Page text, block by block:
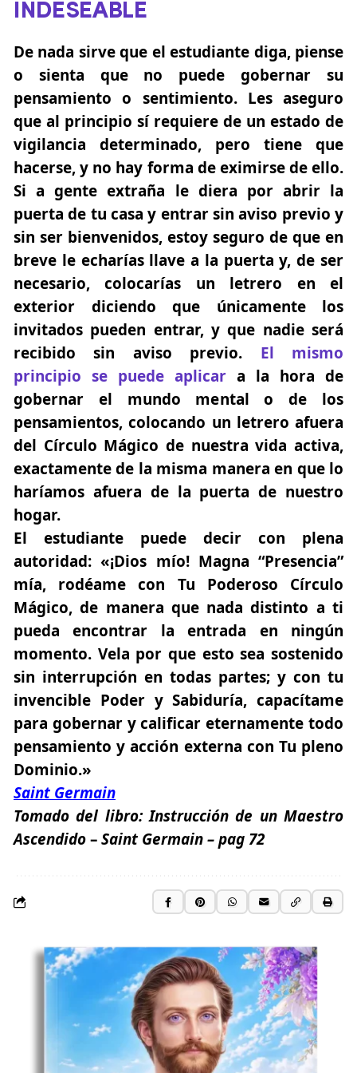
INDESEABLE
De nada sirve que el estudiante diga, piense
o sienta que no puede gobernar su
pensamiento o sentimiento. Les aseguro
que al principio sí requiere de un estado de
vigilancia determinado, pero tiene que
hacerse, y no hay forma de eximirse de ello.
Si a gente extraña le diera por abrir la
puerta de tu casa y entrar sin aviso previo y
sin ser bienvenidos, estoy seguro de que en
breve le echarías llave a la puerta y, de ser
necesario, colocarías un letrero en el
exterior diciendo que únicamente los
invitados pueden entrar, y que nadie será
recibido sin aviso previo. El mismo
principio se puede aplicar a la hora de
gobernar el mundo mental o de los
pensamientos, colocando un letrero afuera
del Círculo Mágico de nuestra vida activa,
exactamente de la misma manera en que lo
haríamos afuera de la puerta de nuestro
hogar.
El estudiante puede decir con plena
autoridad:«¡Dios mío! Magna “Presencia”
mía, rodéame con Tu Poderoso Círculo
Mágico, de manera que nada distinto a ti
pueda encontrar la entrada en ningún
momento. Vela por que esto sea sostenido
sin interrupción en todas partes; y con tu
invencible Poder y Sabiduría, capacítame
para gobernar y calificar eternamente todo
pensamiento y acción externa con Tu pleno
Dominio.»
Saint Germain
Tomado del libro:Instrucción de un Maestro
Ascendido–Saint Germain – pag 72